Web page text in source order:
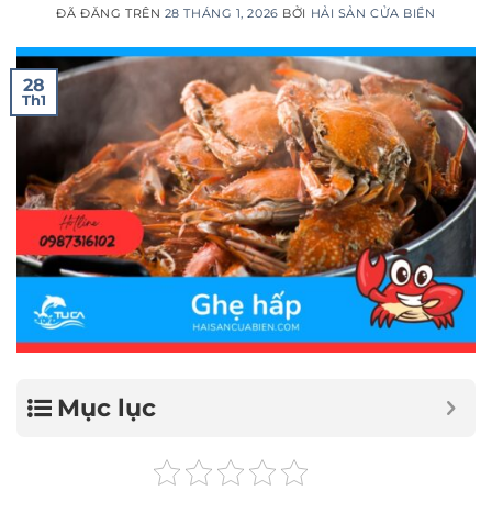
ĐÃ ĐĂNG TRÊN 28 THÁNG 1, 2026 BỞI HẢI SẢN CỬA BIỂN
28
Th1
Mục lục